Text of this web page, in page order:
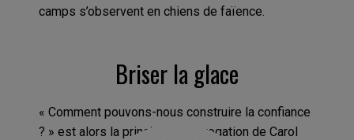
camps s’observent en chiens de faïence.
Briser la glace
« Comment pouvons-nous construire la confiance
? » est alors la principale interrogation de Carol